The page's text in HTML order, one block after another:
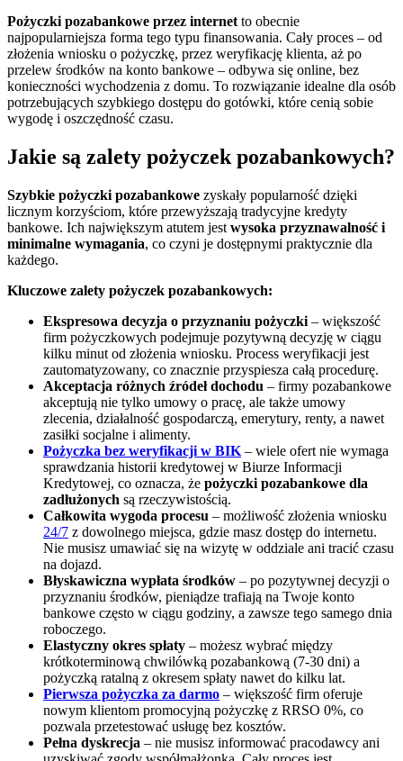
Pożyczki pozabankowe przez internet to obecnie
najpopularniejsza forma tego typu finansowania. Cały proces – od
złożenia wniosku o pożyczkę, przez weryfikację klienta, aż po
przelew środków na konto bankowe – odbywa się online, bez
konieczności wychodzenia z domu. To rozwiązanie idealne dla osób
potrzebujących szybkiego dostępu do gotówki, które cenią sobie
wygodę i oszczędność czasu.
Jakie są zalety pożyczek pozabankowych?
Szybkie pożyczki pozabankowe zyskały popularność dzięki
licznym korzyściom, które przewyższają tradycyjne kredyty
bankowe. Ich największym atutem jest wysoka przyznawalność i
minimalne wymagania, co czyni je dostępnymi praktycznie dla
każdego.
Kluczowe zalety pożyczek pozabankowych:
Ekspresowa decyzja o przyznaniu pożyczki – większość
firm pożyczkowych podejmuje pozytywną decyzję w ciągu
kilku minut od złożenia wniosku. Process weryfikacji jest
zautomatyzowany, co znacznie przyspiesza całą procedurę.
Akceptacja różnych źródeł dochodu – firmy pozabankowe
akceptują nie tylko umowy o pracę, ale także umowy
zlecenia, działalność gospodarczą, emerytury, renty, a nawet
zasiłki socjalne i alimenty.
Pożyczka bez weryfikacji w BIK – wiele ofert nie wymaga
sprawdzania historii kredytowej w Biurze Informacji
Kredytowej, co oznacza, że pożyczki pozabankowe dla
zadłużonych są rzeczywistością.
Całkowita wygoda procesu – możliwość złożenia wniosku
24/7 z dowolnego miejsca, gdzie masz dostęp do internetu.
Nie musisz umawiać się na wizytę w oddziale ani tracić czasu
na dojazd.
Błyskawiczna wypłata środków – po pozytywnej decyzji o
przyznaniu środków, pieniądze trafiają na Twoje konto
bankowe często w ciągu godziny, a zawsze tego samego dnia
roboczego.
Elastyczny okres spłaty – możesz wybrać między
krótkoterminową chwilówką pozabankową (7-30 dni) a
pożyczką ratalną z okresem spłaty nawet do kilku lat.
Pierwsza pożyczka za darmo – większość firm oferuje
nowym klientom promocyjną pożyczkę z RRSO 0%, co
pozwala przetestować usługę bez kosztów.
Pełna dyskrecja – nie musisz informować pracodawcy ani